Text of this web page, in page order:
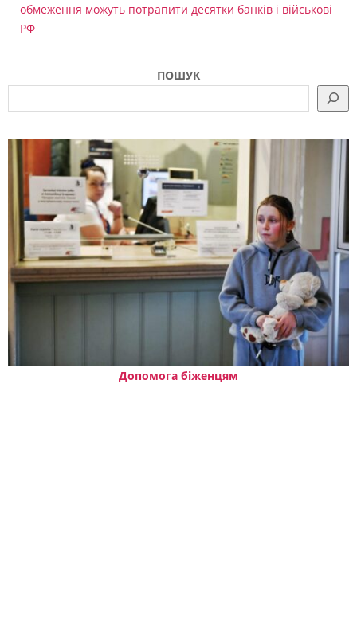
обмеження можуть потрапити десятки банків і військові
РФ
ПОШУК
Допомога біженцям